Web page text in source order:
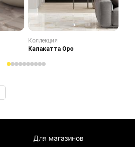
Коллекция
Калакатта Оро
Для магазинов